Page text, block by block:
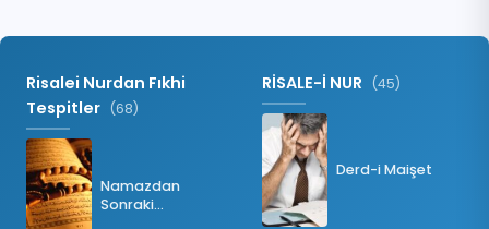
Risalei Nurdan Fıkhi
Tespitler (68)
Namazdan
Sonraki
RİSALE-İ NUR (45)
Derd-i Maişet